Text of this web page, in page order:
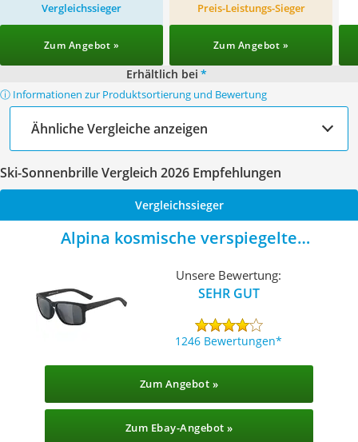
Vergleichssieger
Zum Angebot »
Preis-Leistungs-Sieger
Zum Angebot »
Erhältlich bei *
ⓘ Informationen zur Produktsortierung und Bewertung
Ähnliche Vergleiche anzeigen
Ski-Sonnenbrille Vergleich 2026 Empfehlungen
Vergleichssieger
Alpina kosmische verspiegelte
Unsere Bewertung:
SEHR GUT
1246 Bewertungen
Zum Angebot »
Zum Ebay-Angebot »